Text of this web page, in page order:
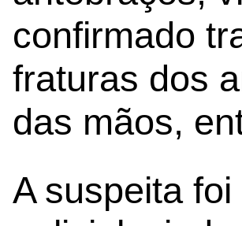
confirmado
fraturas dos
das mãos,
A suspeita